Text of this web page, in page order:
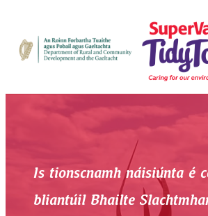
content
Is tionscnamh náisiúnta é
bliantúil Bhailte